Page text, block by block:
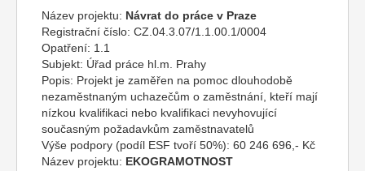
Název projektu: Návrat do práce v Praze
Registrační číslo: CZ.04.3.07/1.1.00.1/0004
Opatření: 1.1
Subjekt: Úřad práce hl.m. Prahy
Popis: Projekt je zaměřen na pomoc dlouhodobě
nezaměstnaným uchazečům o zaměstnání, kteří mají
nízkou kvalifikaci nebo kvalifikaci nevyhovující
současným požadavkům zaměstnavatelů
Výše podpory (podíl ESF tvoří 50%): 60 246 696,- Kč
Název projektu: EKOGRAMOTNOST